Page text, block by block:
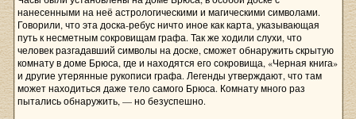
нанесенными на неё астрологическими и магическими символами.
Говорили, что эта доска-ребус ничто иное как карта, указывающая
путь к несметным сокровищам графа. Так же ходили слухи, что
человек разгадавший символы на доске, сможет обнаружить скрытую
комнату в доме Брюса, где и находятся его сокровища, «Черная книга»
и другие утерянные рукописи графа. Легенды утверждают, что там
может находиться даже тело самого Брюса. Комнату много раз
пытались обнаружить, — но безуспешно.